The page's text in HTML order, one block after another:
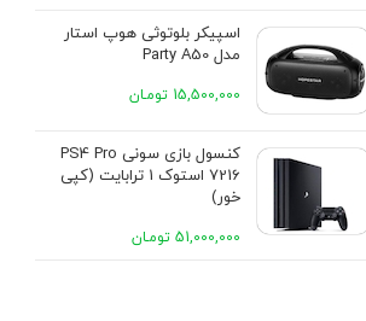
اسپیکر بلوتوثی هوپ استار
مدل Party A50
15,500,000 تومـان
کنسول بازی سونی PS4 Pro
7216 استوک 1 ترابایت (کپی
خور)
51,000,000 تومـان